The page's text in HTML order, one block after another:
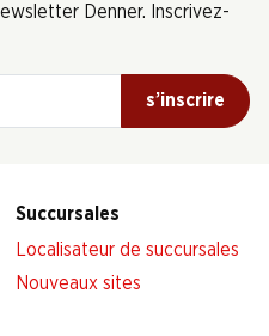
Denner. Inscrivez-
s’inscrire
Succursales
Localisateur de succursales
Nouveaux sites